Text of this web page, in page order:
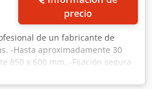
precio
de un fabricante de
-Hasta aproximadamente 30
850 x 600 mm. -Fijación segura
Ab Serf -Tensión de la
pedal, o alternativamente en